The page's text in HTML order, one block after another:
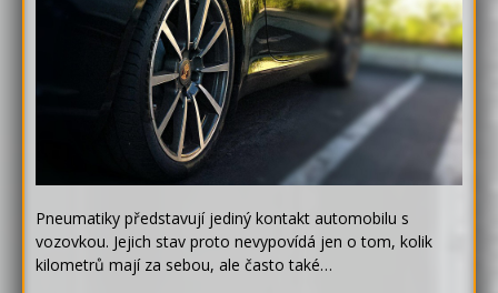
Pneumatiky představují jediný kontakt automobilu s
vozovkou. Jejich stav proto nevypovídá jen o tom, kolik
kilometrů mají za sebou, ale často také…